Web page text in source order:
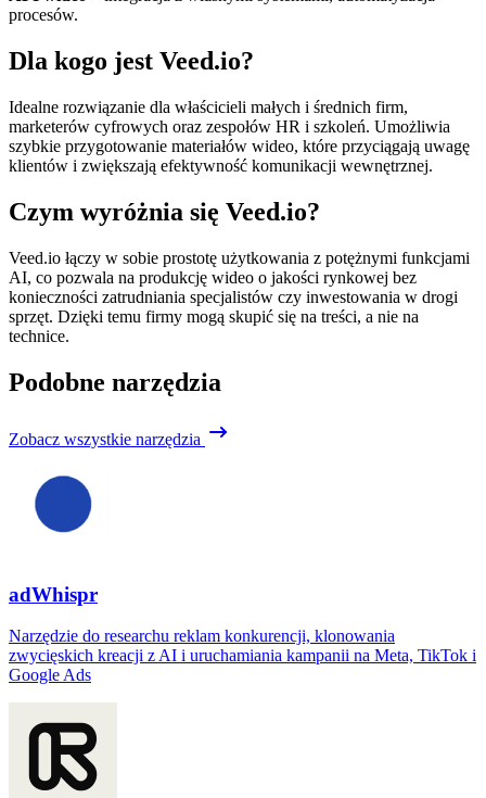
procesów.
Dla kogo jest Veed.io?
Idealne rozwiązanie dla właścicieli małych i średnich firm,
marketerów cyfrowych oraz zespołów HR i szkoleń. Umożliwia
szybkie przygotowanie materiałów wideo, które przyciągają uwagę
klientów i zwiększają efektywność komunikacji wewnętrznej.
Czym wyróżnia się Veed.io?
Veed.io łączy w sobie prostotę użytkowania z potężnymi funkcjami
AI, co pozwala na produkcję wideo o jakości rynkowej bez
konieczności zatrudniania specjalistów czy inwestowania w drogi
sprzęt. Dzięki temu firmy mogą skupić się na treści, a nie na
technice.
Podobne narzędzia
Zobacz wszystkie narzędzia
adWhispr
Narzędzie do researchu reklam konkurencji, klonowania
zwycięskich kreacji z AI i uruchamiania kampanii na Meta, TikTok i
Google Ads